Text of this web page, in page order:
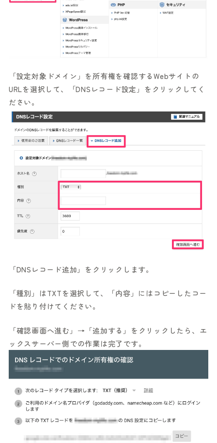
「設定対象ドメイン」を所有権を確認するWebサイトの
URLを選択して、「DNSレコード設定」をクリックしてく
ださい。
「DNSレコード追加」をクリックします。
「種別」はTXTを選択して、「内容」にはコピーしたコー
ドを貼り付けてください。
「確認画面へ進む」→「追加する」をクリックしたら、エ
ックスサーバー側での作業は完了です。